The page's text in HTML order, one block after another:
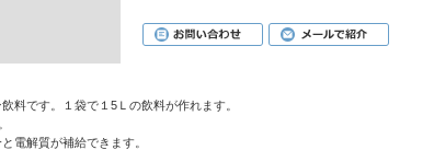
料です。１袋で１5Ｌの飲料が作れます。
電解質が補給できます。